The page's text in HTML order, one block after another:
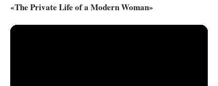
«The Private Life of a Modern Woman»